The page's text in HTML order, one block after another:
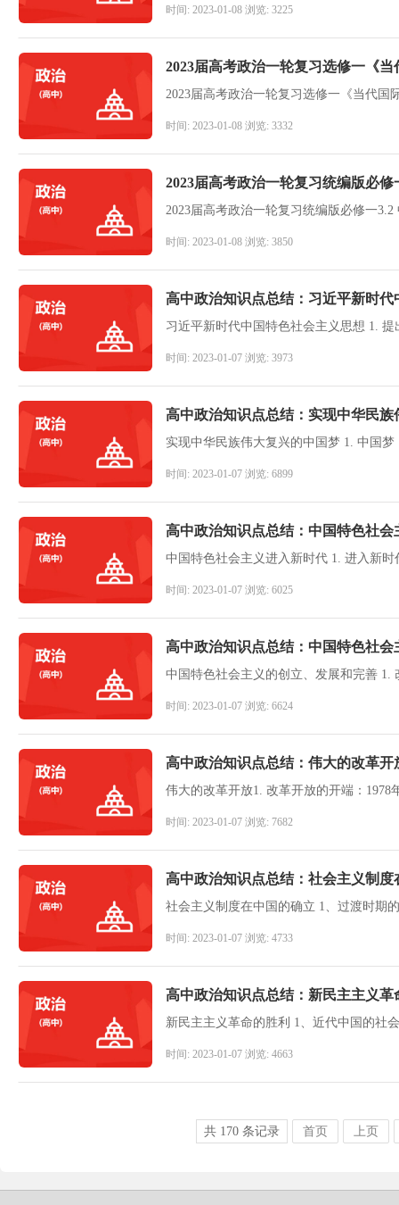
时间: 2023-01-08 浏览: 3225
2023届高考政治一轮复习选修一《
2023届高考政治一轮复习选修一《当代国
时间: 2023-01-08 浏览: 3332
2023届高考政治一轮复习统编版必
2023届高考政治一轮复习统编版必修一
时间: 2023-01-08 浏览: 3850
高中政治知识点总结：​​习近平新时
时间: 2023-01-07 浏览: 3973
高中政治知识点总结：​实现中华民族
时间: 2023-01-07 浏览: 6899
高中政治知识点总结：中国特色社会
时间: 2023-01-07 浏览: 6025
高中政治知识点总结：中国特色社
时间: 2023-01-07 浏览: 6624
高中政治知识点总结：伟大的改革开
时间: 2023-01-07 浏览: 7682
高中政治知识点总结：社会主义制度
时间: 2023-01-07 浏览: 4733
高中政治知识点总结：新民主主义革
时间: 2023-01-07 浏览: 4663
共170 条记录 首页 上页